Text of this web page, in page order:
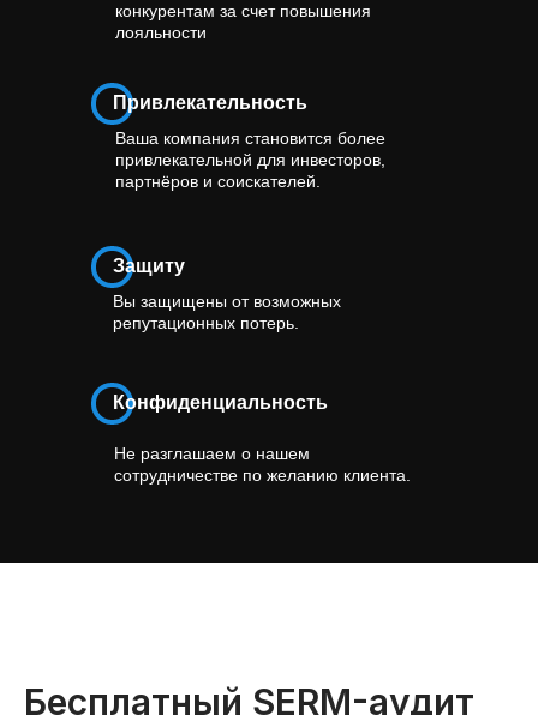
Привлекательность
Защиту
Конфиденциальность
конкурентам за счет повышения
лояльности
Ваша компания становится более
привлекательной для инвесторов,
партнёров и соискателей.
Вы защищены от возможных
репутационных потерь.
Не разглашаем о нашем
сотрудничестве по желанию клиента.
Бесплатный SERM-аудит